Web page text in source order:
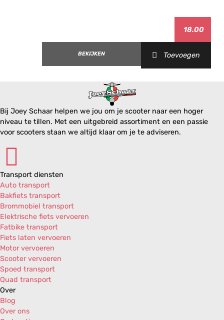
18.00
BEKIJKEN Toevoegen
Bij Joey Schaar helpen we jou om je scooter naar een hoger
niveau te tillen. Met een uitgebreid assortiment en een passie
voor scooters staan we altijd klaar om je te adviseren.
Transport diensten
Auto transport
Bakfiets transport
Brommobiel transport
Elektrische fiets vervoeren
Fatbike transport
Fiets laten vervoeren
Motor vervoeren
Scooter vervoeren
Spoed transport
Quad transport
Over
Blog
Over ons